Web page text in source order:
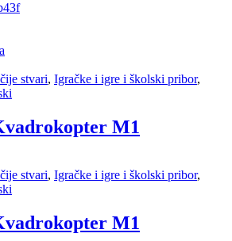
stvari, Igračke i igre i školski pribor,
M1
stvari, Igračke i igre i školski pribor,
M1